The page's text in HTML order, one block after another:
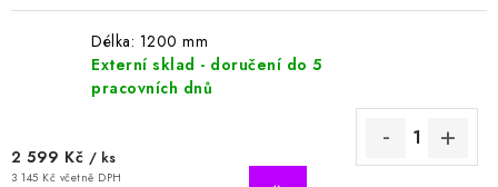
Délka: 1200 mm
Externí sklad - doručení do 5
pracovních dnů
2 599 Kč / ks
3 145 Kč včetně DPH